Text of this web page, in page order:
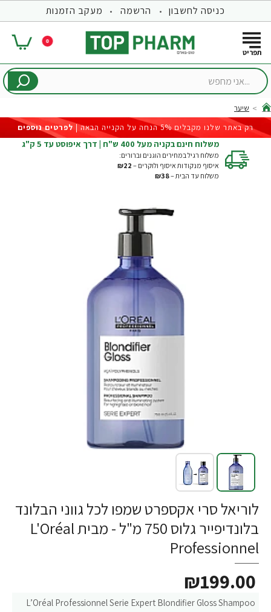
כניסה לחשבון הרשמה מעקב הזמנות
0
...אני
home
שיער
רק באתר שלנו מקבלים 5% הנחה על הקנייה הבאה |
לפרטים נוספים
משלוח חינם בקניה מעל 400 ש"ח | דרך איפוסט עד 5 ק"ג
משלוח רגיל במחירים הוגנים וברורים:
איסוף מנקודות איסוף ולוקרים – ₪22
משלוח עד הבית –₪38
לוריאל סרי אקספרט שמפו לכל גווני הבלונד
בלונדיפייר גלוס 750 מ"ל - מבית L'Oréal
Professionnel
L’Oréal Professionnel Serie Expert Blondifier Gloss Shampoo
₪199.00